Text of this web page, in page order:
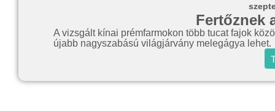
Fertőznek
A vizsgált kínai prémfarmokon több tucat fajok
újabb nagyszabású világjárvány melegágya lehet.